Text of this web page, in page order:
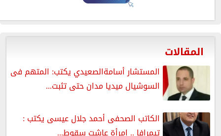
المقالات
المستشار أسامةالصعيدي يكتب: المتهم فى
السوشيال ميديا مدان حتى تثبت...
الكاتب الصحفى أحمد جلال عيسى يكتب :
تيمرافا .. امرأة عاشت سقوط...